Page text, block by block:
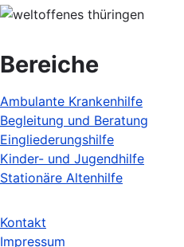
Bereiche
Ambulante Krankenhilfe
Begleitung und Beratung
Eingliederungshilfe
Kinder- und Jugendhilfe
Stationäre Altenhilfe
Kontakt
Impressum